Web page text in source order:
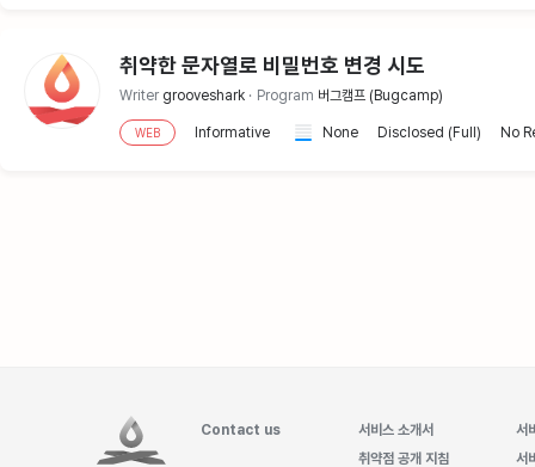
취약한 문자열로 비밀번호 변경 시도
Writer grooveshark Program 버그캠프 (Bugcamp)
WEB Informative None Disclosed (Full) No
Contact us
서비스 소개서
취약점 공개 지침
서
서